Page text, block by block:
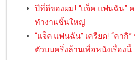
ปีที่ดีของผม! “แจ็ค แฟนฉัน”
ทำงานชิ้นใหญ่
“แจ็ค แฟนฉัน” เครียด! “คากิ
ตัวบนครึ่งล้านเพื่อหนังเรื่องนี้